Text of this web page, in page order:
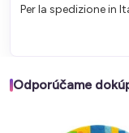
Per la spedizione in
Odporúčame